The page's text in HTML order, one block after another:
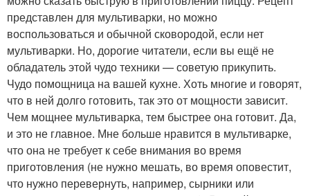
представлен для мультиварки, но можно
воспользоваться и обычной сковородой, если нет
мультиварки. Но, дорогие читатели, если вы ещё не
обладатель этой чудо техники — советую прикупить.
Чудо помощница на вашей кухне. Хоть многие и говорят,
что в ней долго готовить, так это от мощности зависит.
Чем мощнее мультиварка, тем быстрее она готовит. Да,
и это не главное. Мне больше нравится в мультиварке,
что она не требует к себе внимания во время
приготовления (не нужно мешать, во время оповестит,
что нужно перевернуть, например, сырники или